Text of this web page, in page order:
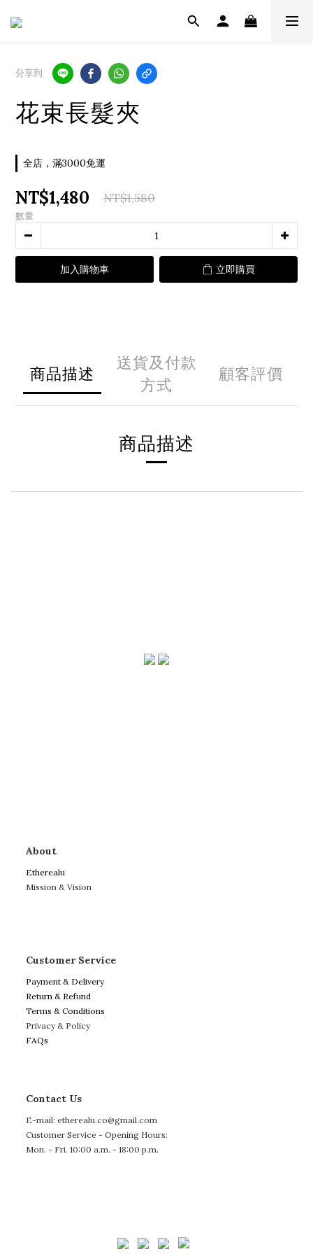
分享到
花束長髮夾
全店，滿3000免運
NT$1,480 NT$1,580
數量
加入購物車 立即購買
商品描述
送貨及付款
方式
顧客評價
商品描述
About
Etherealu
Mission & Vision
Customer Service
Payment & Delivery
Return & Refund
Terms & Conditions
Privacy & Policy
FAQs
Contact Us
E-mail: etherealu.co@gmail.com
Customer Service - Opening Hours:
Mon. - Fri. 10:00 a.m. - 18:00 p.m.